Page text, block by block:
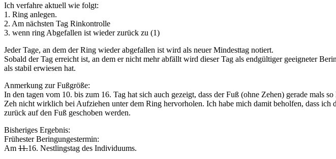
Ich verfahre aktuell wie folgt:
1. Ring anlegen.
2. Am nächsten Tag Rinkontrolle
3. wenn ring Abgefallen ist wieder zurück zu (1)
Jeder Tage, an dem der Ring wieder abgefallen ist wird als neuer Mindesttag notiert.
Sobald der Tag erreicht ist, an dem er nicht mehr abfällt wird dieser Tag als endgültiger geeigneter
als stabil erwiesen hat.
Anmerkung zur Fußgröße:
In den tagen vom 10. bis zum 16. Tag hat sich auch gezeigt, dass der Fuß (ohne Zehen) gerade mals
Zeh nicht wirklich bei Aufziehen unter dem Ring hervorholen. Ich habe mich damit beholfen, dass
zurück auf den Fuß geschoben werden.
Bisheriges Ergebnis:
Frühester Beringungestermin:
Am 11.16. Nestlingstag des Individuums.